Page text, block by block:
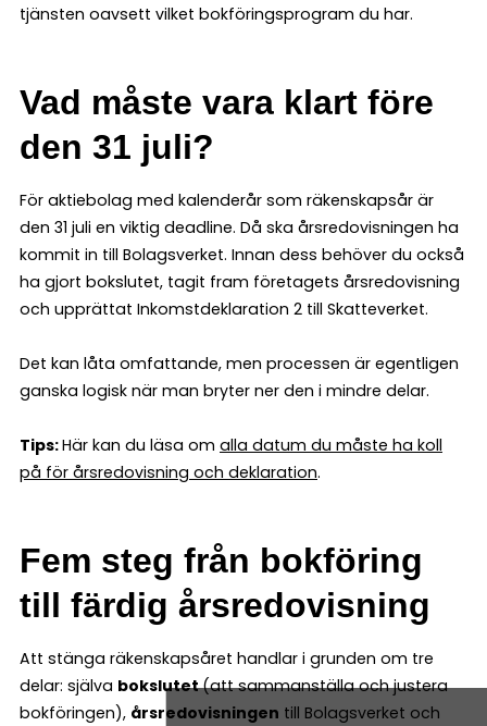
tjänsten oavsett vilket bokföringsprogram du har.
Vad måste vara klart före
den 31 juli?
För aktiebolag med kalenderår som räkenskapsår är
den 31 juli en viktig deadline. Då ska årsredovisningen ha
kommit in till Bolagsverket. Innan dess behöver du också
ha gjort bokslutet, tagit fram företagets årsredovisning
och upprättat Inkomstdeklaration 2 till Skatteverket.
Det kan låta omfattande, men processen är egentligen
ganska logisk när man bryter ner den i mindre delar.
Tips:Här kan du läsa om alla datum du måste ha koll
på för årsredovisning och deklaration.
Fem steg från bokföring
till färdig årsredovisning
Att stänga räkenskapsåret handlar i grunden om tre
delar: själva bokslutet(att sammanställa och justera
bokföringen), årsredovisningen till Bolagsverket och